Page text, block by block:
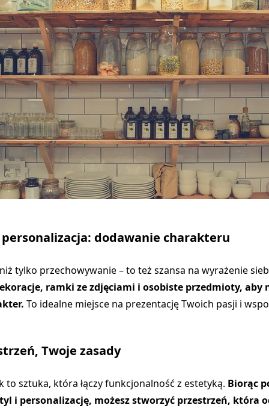
dodawanie charakteru
tylko przechowywanie – to też szansa na wyrażenie
ramki ze zdjęciami i osobiste przedmioty, aby
To idealne miejsce na prezentację Twoich pasji i
Twoje zasady
to sztuka, która łączy funkcjonalność z estetyką. Biorąc
i personalizację, możesz stworzyć przestrzeń, która